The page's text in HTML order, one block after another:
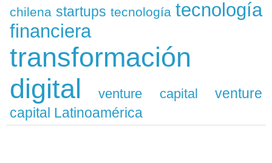
chilena startups tecnología tecnología
financiera
transformación
digital
venture capital
venture
capital Latinoamérica